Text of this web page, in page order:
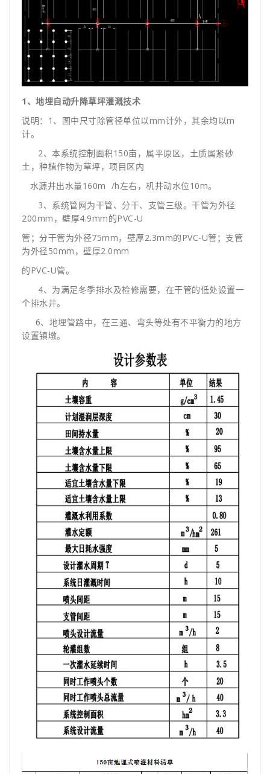
1、地埋自动升降草坪灌溉技术
说明：1、图中尺寸除管径单位以mm计外，其余均以m
计。
2、本系统控制面积150亩，属平原区，土质属紧砂
土，种植作物为草坪，项目区内
水源井出水量160m /h左右，机井动水位10m。
3、系统管网为干管、分干、支管三级。干管为外径
200mm，壁厚4.9mm的PVC-U
管；分干管为外径75mm，壁厚2.3mm的PVC-U管；支管
为外径50mm，壁厚2.0mm
的PVC-U管。
4、为满足冬季排水及检修需要，在干管的低处设置一
个排水井。
6、地埋管路中，在三通、弯头等处有不平衡力的地方
设置镇墩。